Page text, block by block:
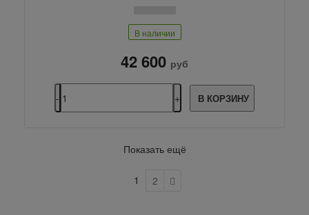
В наличии
42 600 руб
В КОРЗИНУ
Показать ещё
1 2